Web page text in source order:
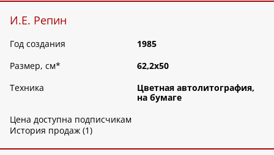
И.Е. Репин
Год создания
1985
Размер, см*
62,2х50
Техника
Цветная автолитография,
на бумаге
Цена доступна подписчикам
История продаж (1)